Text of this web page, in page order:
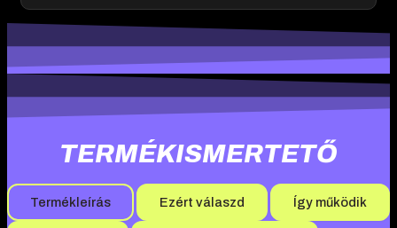
TERMÉKISMERTETŐ
Termékleírás Ezért válaszd Így működik